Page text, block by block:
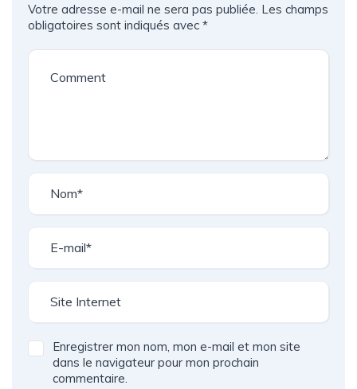
Votre adresse e-mail ne sera pas publiée. Les champs
obligatoires sont indiqués avec *
Enregistrer mon nom, mon e-mail et mon site
dans le navigateur pour mon prochain
commentaire.